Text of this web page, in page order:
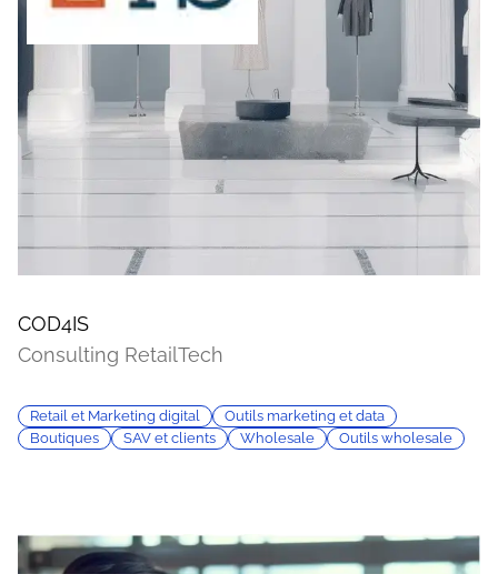
COD4IS
Consulting RetailTech
Retail et Marketing digital
Outils marketing et data
Boutiques
SAV et clients Wholesale Outils wholesale